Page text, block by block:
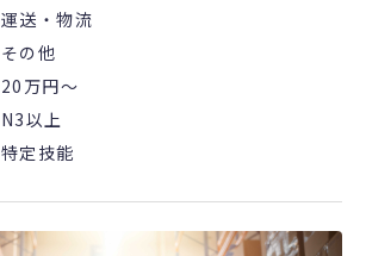
運送・物流
その他
20万円〜
N3以上
特定技能